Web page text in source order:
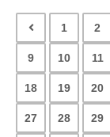
1 2
9 10 11
18 19 20
27 28 29